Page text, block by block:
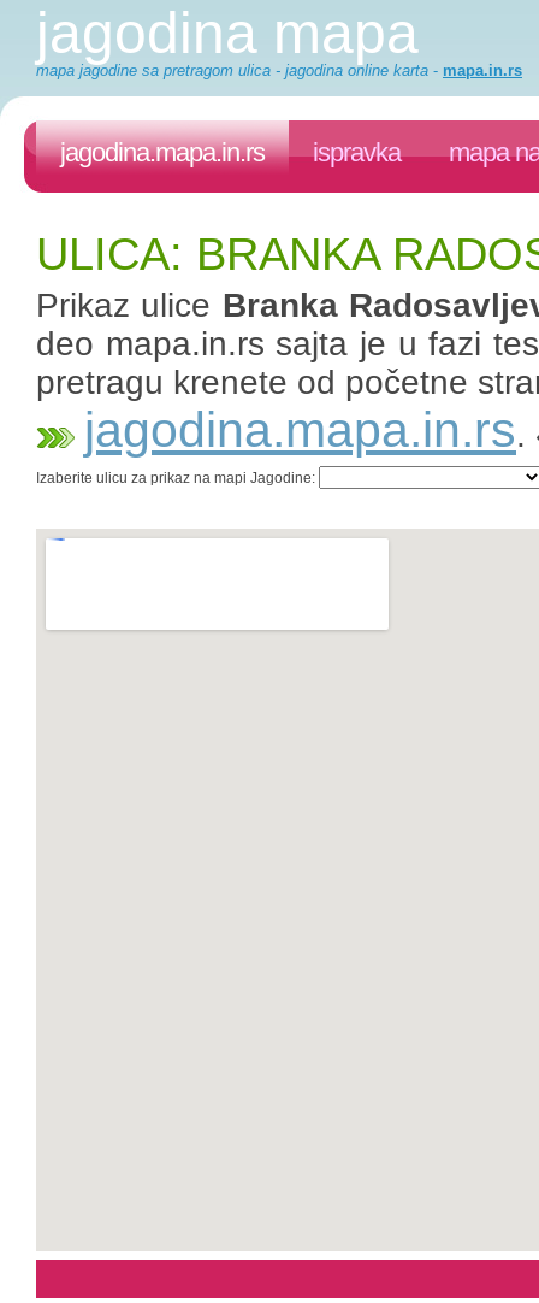
jagodina mapa
mapa jagodine sa pretragom ulica - jagodina online karta - mapa.in.rs
jagodina.mapa.in.rs ispravka mapa
ULICA: BRANKA
Prikaz ulice Branka
deo mapa.in.rs sajta je u fazi
pretragu krenete od početne
jagodina.mapa.in.rs.
Izaberite ulicu za prikaz na mapi Jagodine: